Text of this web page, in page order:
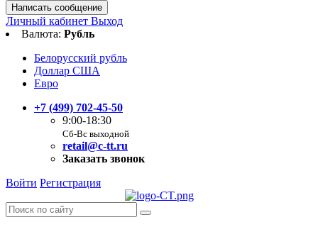
Написать сообщение
Личный кабинет Выход
Валюта: Рубль
Белорусский рубль
Доллар США
Евро
+7 (499) 702-45-50
9:00-18:30
Сб-Вс выходной
retail@c-tt.ru
Заказать звонок
Войти Регистрация